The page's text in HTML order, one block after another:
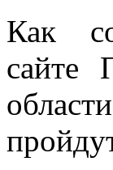
Как
сайте